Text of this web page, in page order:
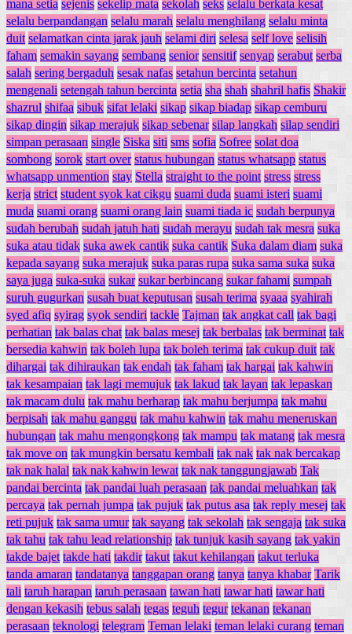
mana setia sejenis sekelip mata sekolah seks selalu berkata kesat
selalu berpandangan selalu marah selalu menghilang selalu minta
duit selamatkan cinta jarak jauh selami diri selesa self love selisih
faham semakin sayang sembang senior sensitif senyap serabut serba
salah sering bergaduh sesak nafas setahun bercinta setahun
mengenali setengah tahun bercinta setia sha shah shahril hafis Shakir
shazrul shifaa sibuk sifat lelaki sikap sikap biadap sikap cemburu
sikap dingin sikap merajuk sikap sebenar silap langkah silap sendiri
simpan perasaan single Siska siti sms sofia Sofree solat doa
sombong sorok start over status hubungan status whatsapp status
whatsapp unmention stay Stella straight to the point stress stress
kerja strict student syok kat cikgu suami duda suami isteri suami
muda suami orang suami orang lain suami tiada ic sudah berpunya
sudah berubah sudah jatuh hati sudah merayu sudah tak mesra suka
suka atau tidak suka awek cantik suka cantik Suka dalam diam suka
kepada sayang suka merajuk suka paras rupa suka sama suka suka
saya juga suka-suka sukar sukar berbincang sukar fahami sumpah
suruh gugurkan susah buat keputusan susah terima syaaa syahirah
syed afiq syirag syok sendiri tackle Tajman tak angkat call tak bagi
perhatian tak balas chat tak balas mesej tak berbalas tak berminat tak
bersedia kahwin tak boleh lupa tak boleh terima tak cukup duit tak
dihargai tak dihiraukan tak endah tak faham tak hargai tak kahwin
tak kesampaian tak lagi memujuk tak lakud tak layan tak lepaskan
tak macam dulu tak mahu berharap tak mahu berjumpa tak mahu
berpisah tak mahu ganggu tak mahu kahwin tak mahu meneruskan
hubungan tak mahu mengongkong tak mampu tak matang tak mesra
tak move on tak mungkin bersatu kembali tak nak tak nak bercakap
tak nak halal tak nak kahwin lewat tak nak tanggungjawab Tak
pandai bercinta tak pandai luah perasaan tak pandai meluahkan tak
percaya tak pernah jumpa tak pujuk tak putus asa tak reply mesej tak
reti pujuk tak sama umur tak sayang tak sekolah tak sengaja tak suka
tak tahu tak tahu lead relationship tak tunjuk kasih sayang tak yakin
takde bajet takde hati takdir takut takut kehilangan takut terluka
tanda amaran tandatanya tanggapan orang tanya tanya khabar Tarik
tali taruh harapan taruh perasaan tawan hati tawar hati tawar hati
dengan kekasih tebus salah tegas teguh tegur tekanan tekanan
perasaan teknologi telegram Teman lelaki teman lelaki curang teman